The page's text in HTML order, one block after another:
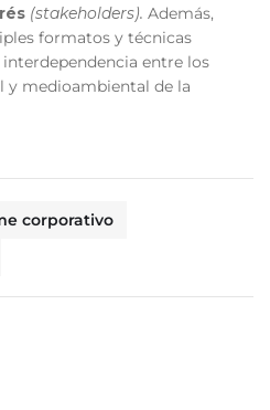
(stakeholders). Además,
formatos y técnicas
entre los
y medioambiental de la
corporativo